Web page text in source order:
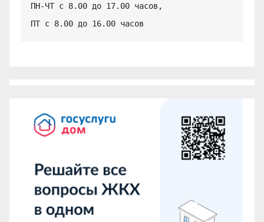
ПН-ЧТ с 8.00 до 17.00 часов,
ПТ с 8.00 до 16.00 часов